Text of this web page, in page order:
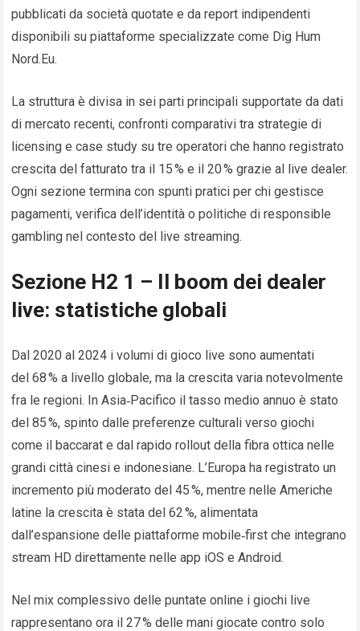
pubblicati da società quotate e da report indipendenti
disponibili su piattaforme specializzate come Dig Hum
Nord.Eu​.
La struttura è divisa in sei parti principali supportate da dati
di mercato recenti, confronti comparativi tra strategie di
licensing e case study su tre operatori che hanno registrato
crescita del fatturato tra il 15 % e il 20 % grazie al live dealer.
Ogni sezione termina con spunti pratici per chi gestisce
pagamenti, verifica dell’identità o politiche di responsible
gambling nel contesto del live streaming.
Sezione H2 1 – Il boom dei dealer
live: statistiche globali
Dal 2020 al 2024 i volumi di gioco live sono aumentati
del 68 % a livello globale, ma la crescita varia notevolmente
fra le regioni. In Asia‑Pacifico il tasso medio annuo è stato
del 85 %, spinto dalle preferenze culturali verso giochi
come il baccarat e dal rapido rollout della fibra ottica nelle
grandi città cinesi e indonesiane. L’Europa ha registrato un
incremento più moderato del 45 %, mentre nelle Americhe
latine la crescita è stata del 62 %, alimentata
dall’espansione delle piattaforme mobile‑first che integrano
stream HD direttamente nelle app iOS e Android.
Nel mix complessivo delle puntate online i giochi live
rappresentano ora il 27 % delle mani giocate contro solo